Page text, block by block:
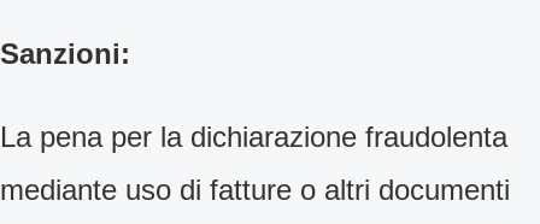
Sanzioni:
La pena per la dichiarazione fraudolenta
mediante uso di fatture o altri documenti